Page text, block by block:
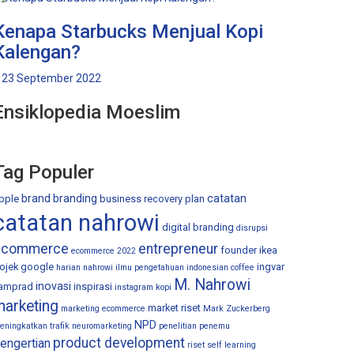
Starbucks Menjual Kopi
23 September 2022
Moeslim
Populer
brand branding business recovery plan catatan
nahrowi digital branding disrupsi
ecommerce 2022 entrepreneur founder ikea
google harian nahrowi ilmu pengetahuan indonesian coffee ingvar
inovasi inspirasi instagram kopi M. Nahrowi
marketing ecommerce market riset Mark Zuckerberg
trafik neuromarketing NPD penelitian penemu
product development riset self learning